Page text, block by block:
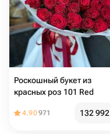
Роскошный букет из
красных роз 101 Red
4.90971 132 992